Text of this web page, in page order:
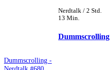
Nerdtalk / 2 Std.
13 Min.
Dummscrolling
Dummscrolling -